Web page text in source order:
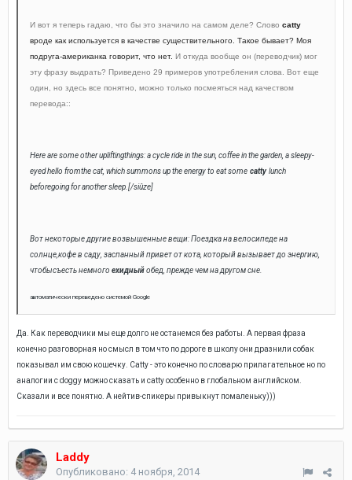
И вот я теперь гадаю, что бы это значило на самом деле? Слово catty
вроде как используется в качестве существительного. Такое бывает? Моя
подруга-американка говорит, что нет. И откуда вообще он (переводчик) мог
эту фразу выдрать? Приведено 29 примеров употребления слова. Вот еще
один, но здесь все понятно, можно только посмеяться над качеством
перевода::
Here are some other upliftingthings: a cycle ride in the sun, coffee in the garden, a sleepy-
eyed hello fromthe cat, which summons up the energy to eat some catty lunch
beforegoing for another sleep.[/siûze]
Вот некоторые другие возвышенные вещи: Поездка на велосипеде на
солнце,кофе в саду, заспанный привет от кота, который вызывает до энергию,
чтобысъесть немного ехидныйобед, прежде чем на другом сне.
автоматически переведено системой Google
Да. Как переводчики мы еще долго не останемся без работы. А первая фраза
конечно разговорная но смысл в том что по дороге в школу они дразнили собак
показывал им свою кошечку. Catty - это конечно по словарю прилагательное но по
аналогии с doggy можно сказать и catty особенно в глобальном английском.
Сказали и все понятно. А нейтив-спикеры привыкнут помаленьку)))
Laddy
Опубликовано: 4 ноября, 2014